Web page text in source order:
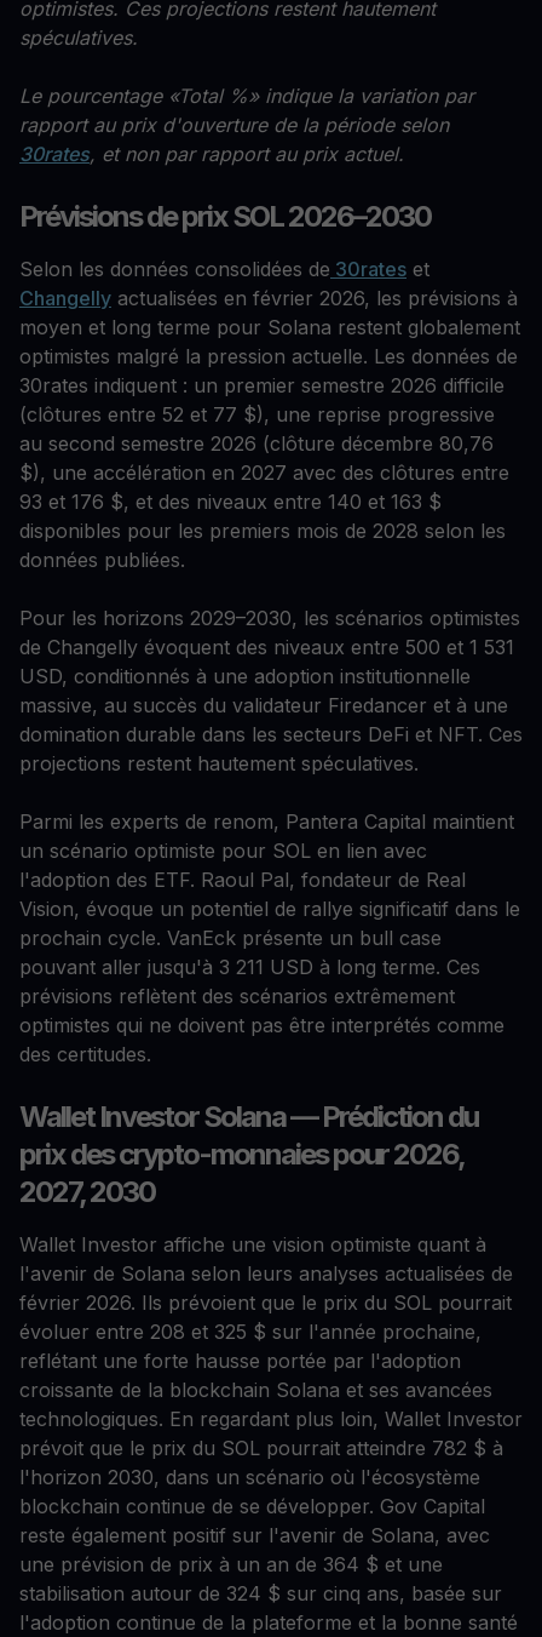
optimistes. Ces projections restent hautement
spéculatives.
Le pourcentage «Total %» indique la variation par
rapport au prix d'ouverture de la période selon
30rates, et non par rapport au prix actuel.
Prévisions de prix SOL 2026–2030
Selon les données consolidées de 30rates et
Changelly actualisées en février 2026, les prévisions à
moyen et long terme pour Solana restent globalement
optimistes malgré la pression actuelle. Les données de
30rates indiquent : un premier semestre 2026 difficile
(clôtures entre 52 et 77 $), une reprise progressive
au second semestre 2026 (clôture décembre 80,76
$), une accélération en 2027 avec des clôtures entre
93 et 176 $, et des niveaux entre 140 et 163 $
disponibles pour les premiers mois de 2028 selon les
données publiées.
Pour les horizons 2029–2030, les scénarios optimistes
de Changelly évoquent des niveaux entre 500 et 1 531
USD, conditionnés à une adoption institutionnelle
massive, au succès du validateur Firedancer et à une
domination durable dans les secteurs DeFi et NFT. Ces
projections restent hautement spéculatives.
Parmi les experts de renom, Pantera Capital maintient
un scénario optimiste pour SOL en lien avec
l'adoption des ETF. Raoul Pal, fondateur de Real
Vision, évoque un potentiel de rallye significatif dans le
prochain cycle. VanEck présente un bull case
pouvant aller jusqu'à 3 211 USD à long terme. Ces
prévisions reflètent des scénarios extrêmement
optimistes qui ne doivent pas être interprétés comme
des certitudes.
Wallet Investor Solana — Prédiction du
prix des crypto-monnaies pour 2026,
2027, 2030
Wallet Investor affiche une vision optimiste quant à
l'avenir de Solana selon leurs analyses actualisées de
février 2026. Ils prévoient que le prix du SOL pourrait
évoluer entre 208 et 325 $ sur l'année prochaine,
reflétant une forte hausse portée par l'adoption
croissante de la blockchain Solana et ses avancées
technologiques. En regardant plus loin, Wallet Investor
prévoit que le prix du SOL pourrait atteindre 782 $ à
l'horizon 2030, dans un scénario où l'écosystème
blockchain continue de se développer. Gov Capital
reste également positif sur l'avenir de Solana, avec
une prévision de prix à un an de 364 $ et une
stabilisation autour de 324 $ sur cinq ans, basée sur
l'adoption continue de la plateforme et la bonne santé